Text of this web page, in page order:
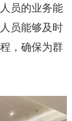
员的业务能
员能够及时
，确保为群